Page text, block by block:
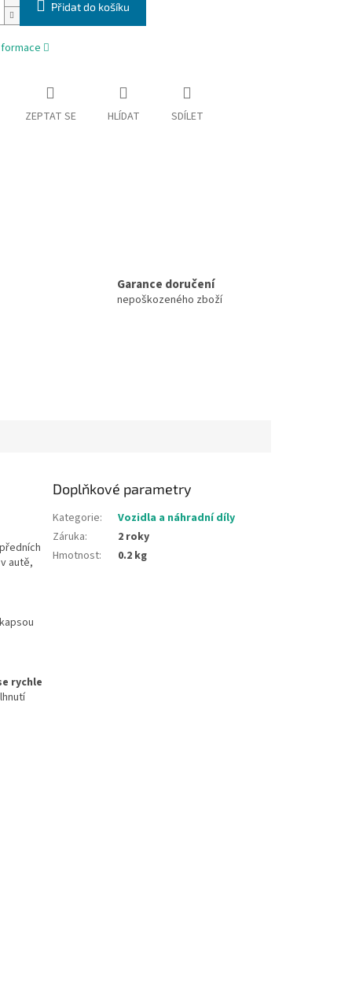
Přidat do košíku
ZEPTAT SE HLÍDAT SDÍLET
Garance doručení
nepoškozeného zboží
autě,
rychle
Doplňkové parametry
Kategorie:
Vozidla a náhradní díly
Záruka:
2 roky
Hmotnost: 0.2 kg